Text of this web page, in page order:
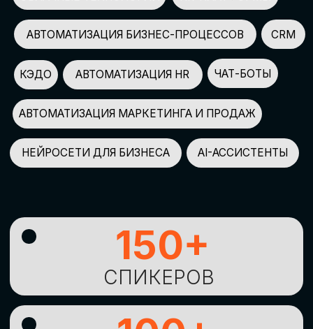
ПАРТНЕРОВ
100+
УЧАСТНИКОВ
2500+
GLOBAL TECH FORUM –
ИЗУЧЕНИЯНОВЫХ
ТЕХНОЛОГИЙИ
СТРАТЕГИЧЕСКИХ
ПОДХОДОВ К ЦИФРОВОЙ
ТРАНСФОРМАЦИИ
БИЗНЕСА